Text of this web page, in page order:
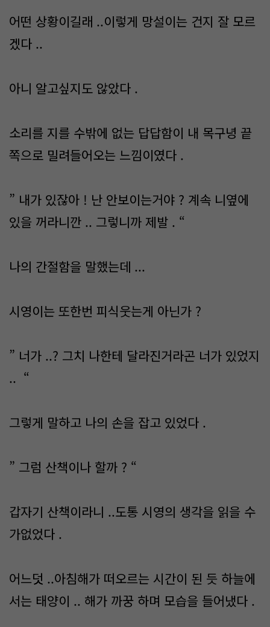
어떤 상황이길래 ..이렇게 망설이는 건지 잘 모르
겠다 ..
아니 알고싶지도 않았다 .
소리를 지를 수밖에 없는 답답함이 내 목구녕 끝
쪽으로 밀려들어오는 느낌이였다 .
” 내가 있잖아 ! 난 안보이는거야 ? 계속 니옆에
있을 꺼라니깐 .. 그렇니까 제발 . “
나의 간절함을 말했는데 ...
시영이는 또한번 피식웃는게 아닌가 ?
” 너가 ..? 그치 나한테 달라진거라곤 너가 있었지
.. “
그렇게 말하고 나의 손을 잡고 있었다 .
” 그럼 산책이나 할까 ? “
갑자기 산책이라니 ..도통 시영의 생각을 읽을 수
가없었다 .
어느덧 ..아침해가 떠오르는 시간이 된 듯 하늘에
서는 태양이 .. 해가 까꿍 하며 모습을 들어냈다 .